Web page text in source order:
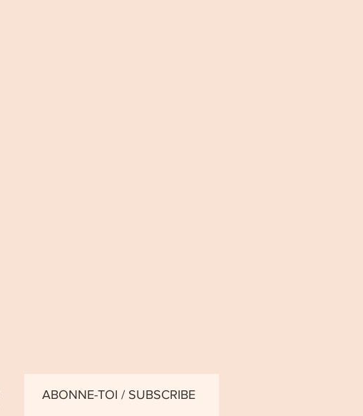
ABONNE-TOI / SUBSCRIBE